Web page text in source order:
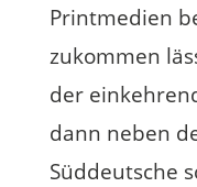
Printmedien
zukommen
der
dann neben
Süddeutsche